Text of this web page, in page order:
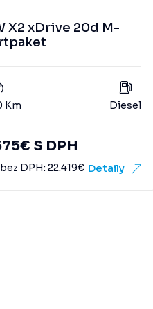
X2 xDrive 20d M-
Km Diesel
€ S DPH
DPH: 22.419€ Detaily